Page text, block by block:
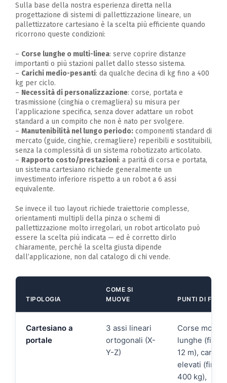
Sulla base della nostra esperienza diretta nella
progettazione di sistemi di pallettizzazione lineare, un
pallettizzatore cartesiano è la scelta più efficiente quando
ricorrono queste condizioni:
– Corse lunghe o multi-linea: serve coprire distanze
importanti o più stazioni pallet dallo stesso sistema.
– Carichi medio-pesanti: da qualche decina di kg fino a 400
kg per ciclo.
– Necessità di personalizzazione: corse, portata e
trasmissione (cinghia o cremagliera) su misura per
l’applicazione specifica, senza dover adattare un robot
standard a un compito che non è nato per svolgere.
– Manutenibilità nel lungo periodo: componenti standard di
mercato (guide, cinghie, cremagliere) reperibili e sostituibili,
senza la complessità di un sistema robotizzato articolato.
– Rapporto costo/prestazioni: a parità di corsa e portata,
un sistema cartesiano richiede generalmente un
investimento inferiore rispetto a un robot a 6 assi
equivalente.
Se invece il tuo layout richiede traiettorie complesse,
orientamenti multipli della pinza o schemi di
pallettizzazione molto irregolari, un robot articolato può
essere la scelta più indicata — ed è corretto dirlo
chiaramente, perché la scelta giusta dipende
dall’applicazione, non dal catalogo di chi vende.
TIPOLOGIA
COME SI
MUOVE
PUNTI DI
Cartesiano a
portale
3 assi lineari
ortogonali (X-
Y-Z)
Corse molto
lunghe (fino a
12 m), carichi
elevati (fino a
400 kg),